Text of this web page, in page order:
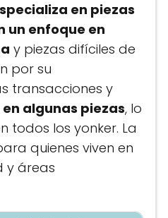
en piezas
un enfoque en
y piezas difíciles de
por su
transacciones y
algunas piezas, lo
todos los yonker. La
quienes viven en
y áreas